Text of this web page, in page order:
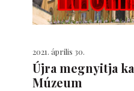
2021. április 30.
Újra megnyitja
Múzeum